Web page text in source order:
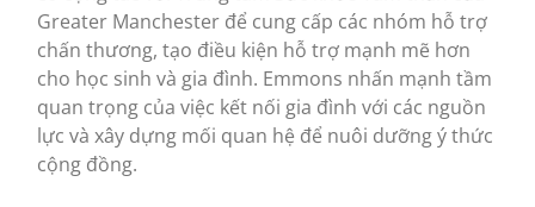
Greater Manchester để cung cấp các nhóm hỗ trợ
chấn thương, tạo điều kiện hỗ trợ mạnh mẽ hơn
cho học sinh và gia đình. Emmons nhấn mạnh tầm
quan trọng của việc kết nối gia đình với các nguồn
lực và xây dựng mối quan hệ để nuôi dưỡng ý thức
cộng đồng.